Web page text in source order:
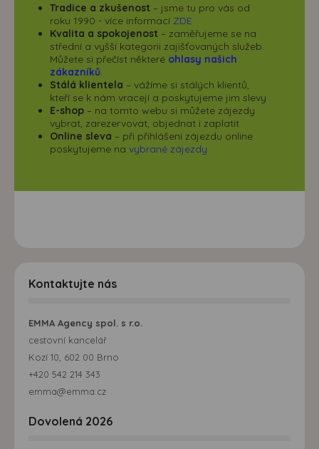
Tradice a zkušenost – jsme tu pro vás od
roku 1990 - více informací ZDE
Kvalita a spokojenost – zaměřujeme se na
střední a vyšší kategorii zajišťovaných služeb.
Můžete si přečíst některé ohlasy našich
zákazníků
Stálá klientela – vážíme si stálých klientů,
kteří se k nám vracejí a poskytujeme jim slevy
E-shop – na tomto webu si můžete zájezdy
vybrat, zarezervovat, objednat i zaplatit
Online sleva – při přihlášení zájezdu online
poskytujeme na vybrané zájezdy
Kontaktujte nás
EMMA Agency spol. s r.o.
cestovní kancelář
Kozí 10, 602 00 Brno
+420 542 214 343
emma@emma.cz
Dovolená 2026